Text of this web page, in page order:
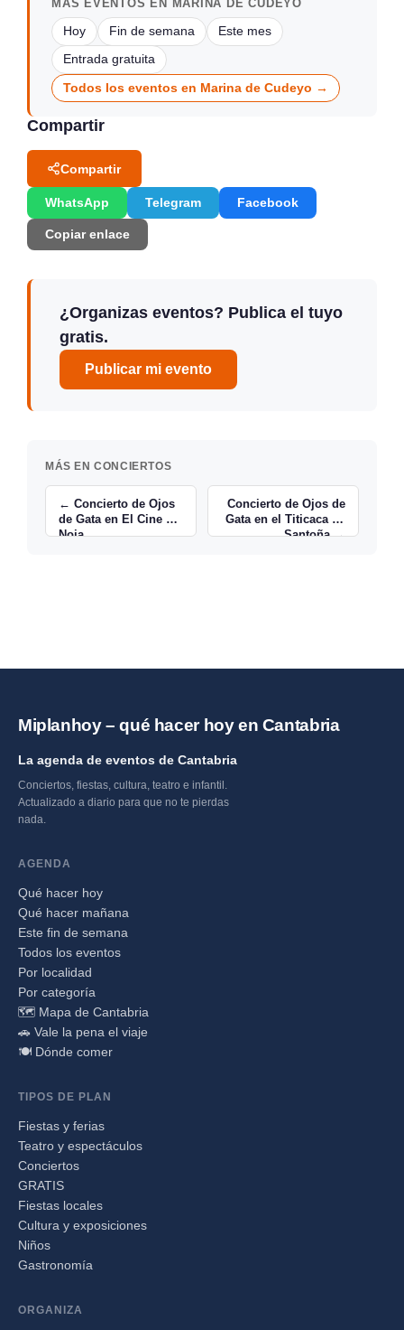
MÁS EVENTOS EN MARINA DE CUDEYO
Hoy Fin de semana Este mes
Entrada gratuita
Todos los eventos en Marina de Cudeyo →
Compartir
Compartir
WhatsApp Telegram Facebook
Copiar enlace
¿Organizas eventos? Publica el tuyo
gratis.
Publicar mi evento
MÁS EN CONCIERTOS
← Concierto de Ojos
de Gata en El Cine de
Noja
Concierto de Ojos de
Gata en el Titicaca de
Santoña →
Miplanhoy – qué hacer hoy en Cantabria
La agenda de eventos de Cantabria
Conciertos, fiestas, cultura, teatro e infantil.
Actualizado a diario para que no te pierdas
nada.
AGENDA
Qué hacer hoy
Qué hacer mañana
Este fin de semana
Todos los eventos
Por localidad
Por categoría
🗺️ Mapa de Cantabria
🚗 Vale la pena el viaje
🍽️ Dónde comer
TIPOS DE PLAN
Fiestas y ferias
Teatro y espectáculos
Conciertos
GRATIS
Fiestas locales
Cultura y exposiciones
Niños
Gastronomía
ORGANIZA